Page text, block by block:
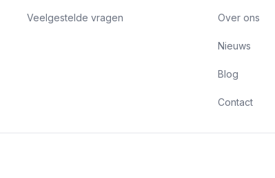
Veelgestelde vragen Over ons
Nieuws
Blog
Contact